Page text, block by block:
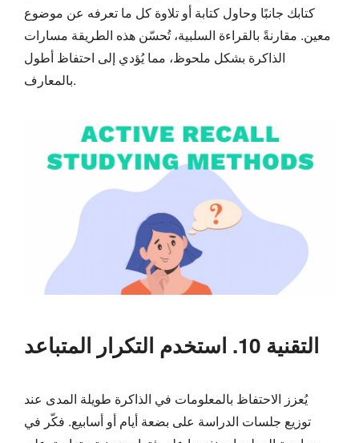
كتابك جانبًا وحاول كتابة أو تلاوة كل ما تعرفه عن موضوع
معين. مقارنةً بالقراءة السلبية، تُحسّن هذه الطريقة مسارات
الذاكرة بشكل ملحوظ، مما يُؤدي إلى احتفاظ أطول
بالمعارف.
التقنية 10. استخدم التكرار المتباعد
يُعزز الاحتفاظ بالمعلومات في الذاكرة طويلة المدى عند
توزيع جلسات الدراسة على بضعة أيام أو أسابيع. فكّر في